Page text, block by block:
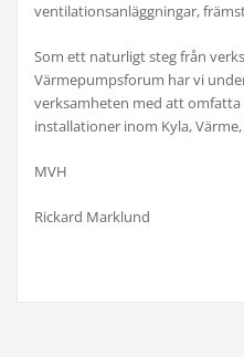
ventilationsanläggningar,
Som ett naturligt steg från
Värmepumpsforum har vi
verksamheten med att
installationer inom Kyla,
MVH
Rickard Marklund